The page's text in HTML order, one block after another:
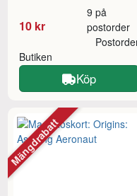
10 kr
9 på
postorder
Butiken
Köp
Mängdrabatt